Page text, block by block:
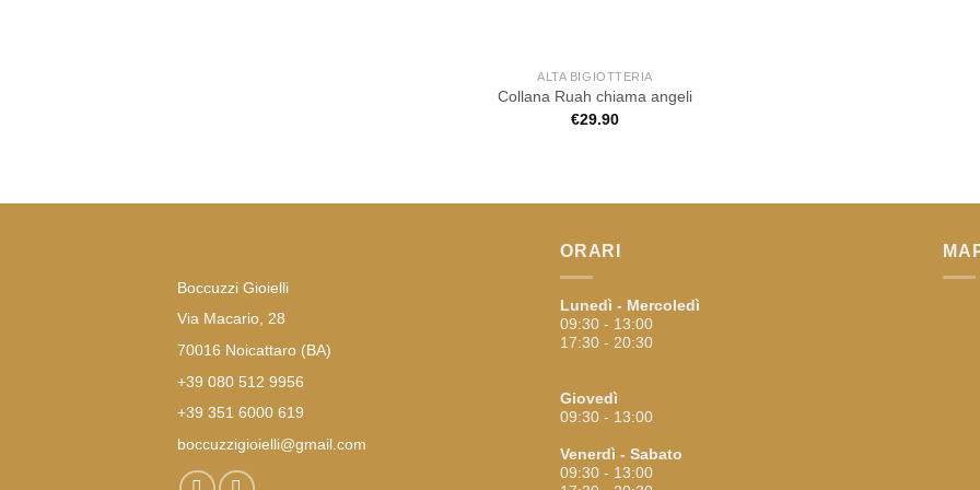
ALTA BIGIOTTERIA
Collana Ruah chiama angeli
€29.90
Boccuzzi Gioielli
Via Macario, 28
70016 Noicattaro (BA)
+39 080 512 9956
+39 351 6000 619
boccuzzigioielli@gmail.com
ORARI
Lunedì - Mercoledì
09:30 - 13:00
17:30 - 20:30
Giovedì
09:30 - 13:00
Venerdì - Sabato
09:30 - 13:00